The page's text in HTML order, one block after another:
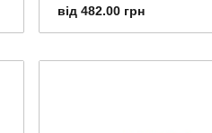
від 482.00 грн